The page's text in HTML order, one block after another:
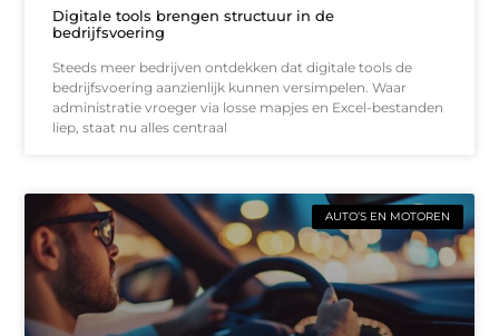
Digitale tools brengen structuur in de
bedrijfsvoering
Steeds meer bedrijven ontdekken dat digitale tools de
bedrijfsvoering aanzienlijk kunnen versimpelen. Waar
administratie vroeger via losse mapjes en Excel-bestanden
liep, staat nu alles centraal
AUTO’S EN MOTOREN